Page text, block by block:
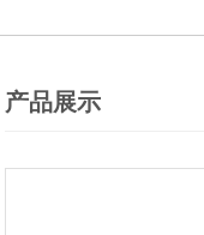
产品展示